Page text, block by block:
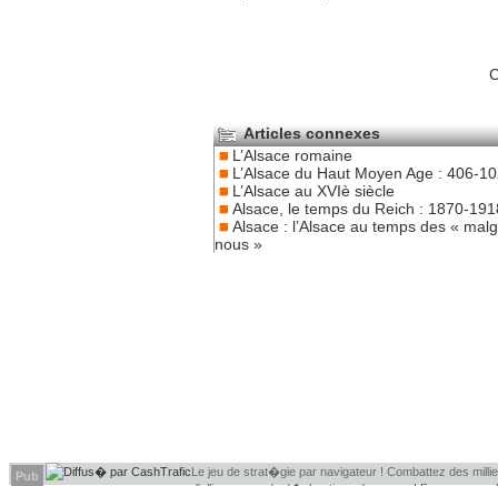
Articles connexes
L’Alsace romaine
L’Alsace du Haut Moyen Age : 406-
L’Alsace au XVIè siècle
Alsace, le temps du Reich : 1870-
Alsace : l’Alsace au temps des «
nous »
Pub
Le jeu de strat�gie par navigateur ! Combattez des